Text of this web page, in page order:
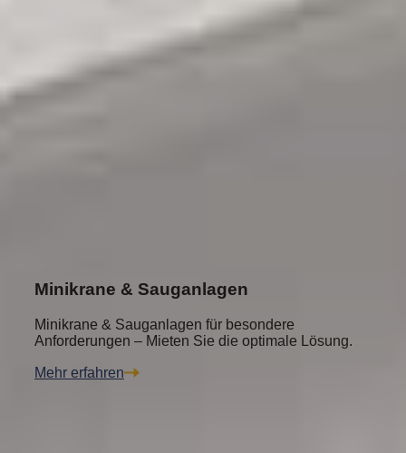
Minikrane & Sauganlagen
Minikrane & Sauganlagen für besondere
Anforderungen – Mieten Sie die optimale Lösung.
Mehr erfahren